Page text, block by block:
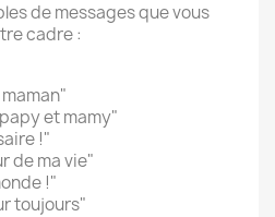
de messages que vous
cadre :
et mamy"
!"
de ma vie"
!"
toujours"